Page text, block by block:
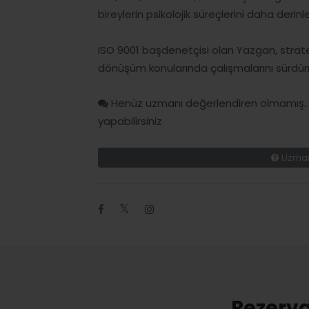
bireylerin psikolojik süreçlerini daha
ISO 9001 başdenetçisi olan Yazgan,
dönüşüm konularında çalışmalarını
Henüz uzmanı değerlendiren
yapabilirsiniz